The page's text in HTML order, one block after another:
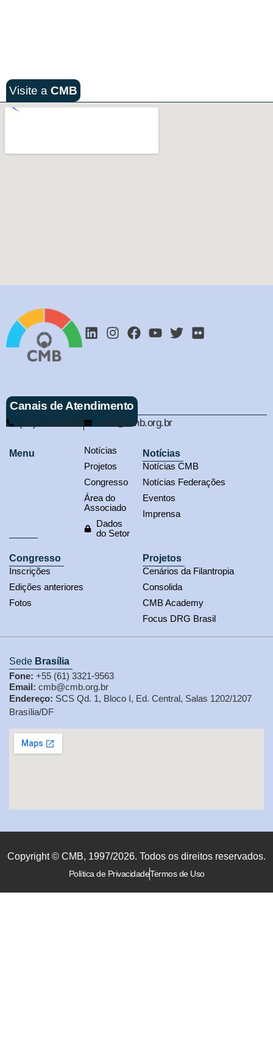
Visite a CMB
Canais de Atendimento
(61) 3321-9563 cmb@cmb.org.br
Menu
Notícias
Projetos
Congresso
Área do
Associado
Dados
do Setor
Notícias
Notícias CMB
Notícias Federações
Eventos
Imprensa
Congresso
Inscrições
Edições anteriores
Fotos
Projetos
Cenários da Filantropia
Consolida
CMB Academy
Focus DRG Brasil
Sede Brasília
Fone: +55 (61) 3321-9563
Email: cmb@cmb.org.br
Endereço: SCS Qd. 1, Bloco I, Ed. Central, Salas 1202/1207
Brasília/DF
Copyright © CMB, 1997/2026. Todos os direitos reservados.
Política de PrivacidadeTermos de Uso